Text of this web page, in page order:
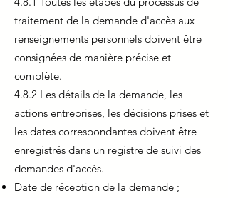
traitement de la demande d'accès aux
renseignements personnels doivent être
consignées de manière précise et
complète.
4.8.2 Les détails de la demande, les
actions entreprises, les décisions prises et
les dates correspondantes doivent être
enregistrés dans un registre de suivi des
demandes d'accès.
Date de réception de la demande ;